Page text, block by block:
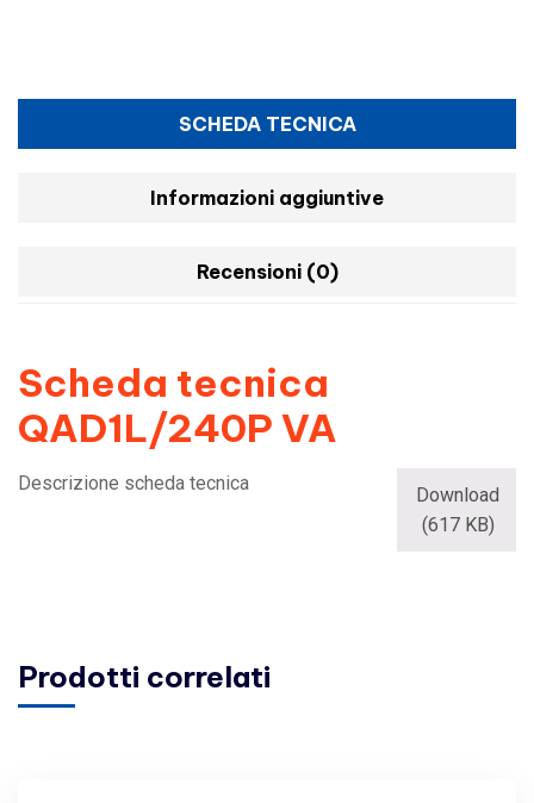
SCHEDA TECNICA
Informazioni aggiuntive
Recensioni (0)
Scheda tecnica
QAD1L/240P VA
Download
(617 KB)
Descrizione scheda tecnica
Prodotti correlati